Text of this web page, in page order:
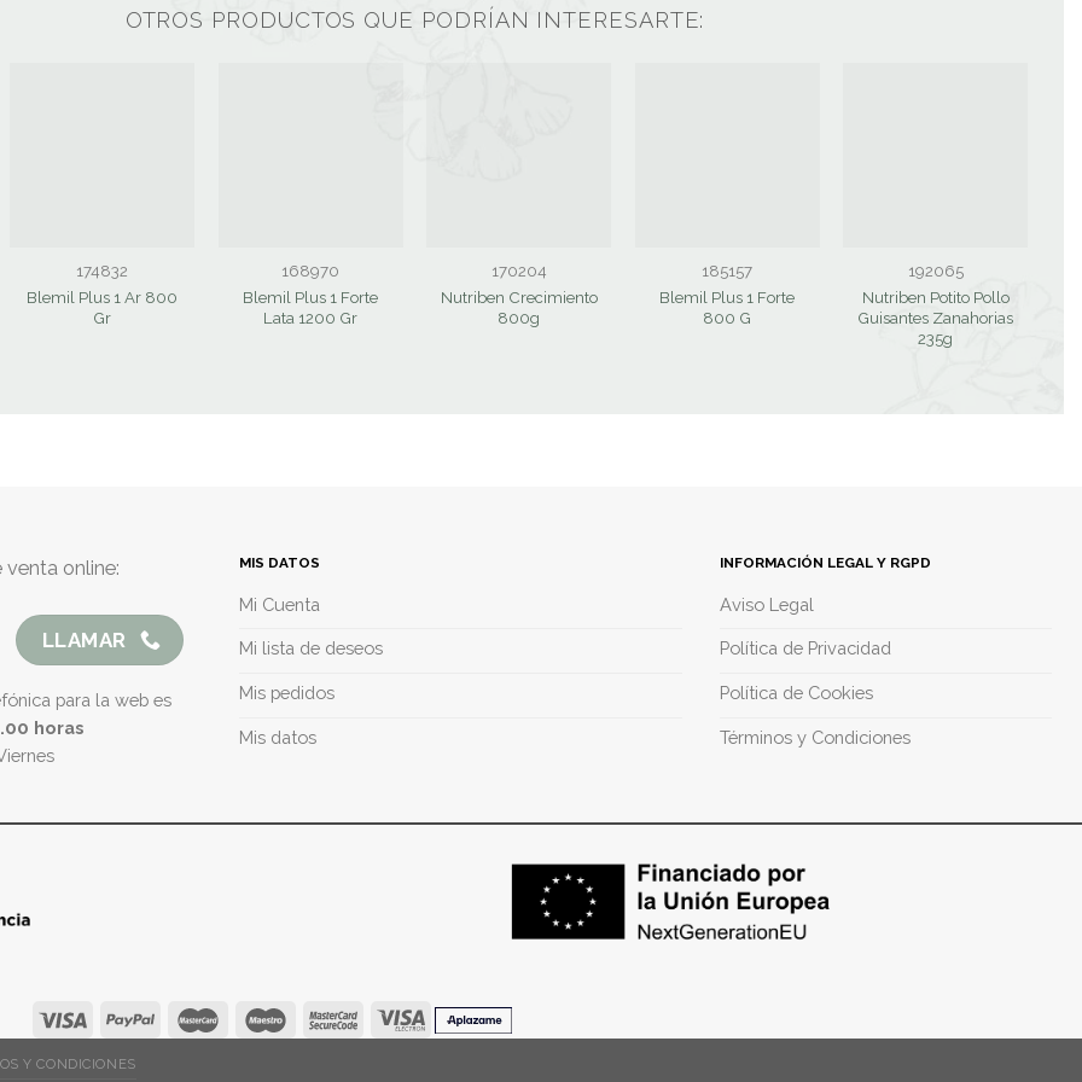
OTROS PRODUCTOS QUE PODRÍAN INTERESARTE:
174832
Blemil Plus 1 Ar 800
Gr
168970
Blemil Plus 1 Forte
Lata 1200 Gr
170204
Nutriben Crecimiento
800g
185157
Blemil Plus 1 Forte
800 G
192065
Nutriben Potito Pollo
Guisantes Zanahorias
235g
venta online:
LLAMAR
para la web es
horas
MIS DATOS
Mi Cuenta
Mi lista de deseos
Mis pedidos
Mis datos
INFORMACIÓN LEGAL Y RGPD
Aviso Legal
Política de Privacidad
Política de Cookies
Términos y Condiciones
Y CONDICIONES